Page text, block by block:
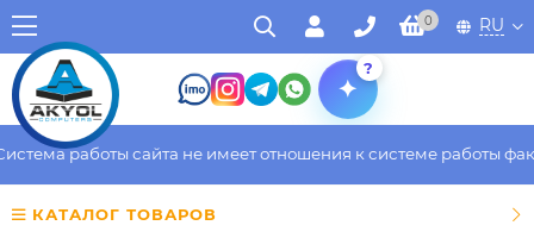
0 RU
?
работы сайта не имеет отношения к системе работы
КАТАЛОГ ТОВАРОВ